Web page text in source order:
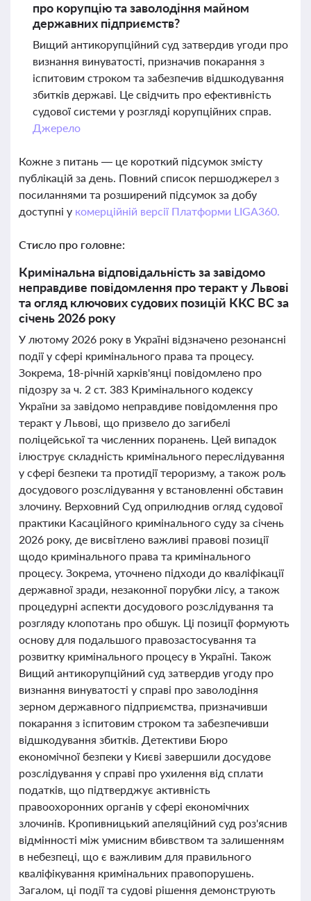
про корупцію та заволодіння майном
державних підприємств?
Вищий антикорупційний суд затвердив угоди про
визнання винуватості, призначив покарання з
іспитовим строком та забезпечив відшкодування
збитків державі. Це свідчить про ефективність
судової системи у розгляді корупційних справ.
Джерело
Кожне з питань — це короткий підсумок змісту
публікацій за день. Повний список першоджерел з
посиланнями та розширений підсумок за добу
доступні у комерційній версії Платформи LIGA360.
Стисло про головне:
Кримінальна відповідальність за завідомо
неправдиве повідомлення про теракт у Львові
та огляд ключових судових позицій ККС ВС за
січень 2026 року
У лютому 2026 року в Україні відзначено резонансні
події у сфері кримінального права та процесу.
Зокрема, 18-річній харків'янці повідомлено про
підозру за ч. 2 ст. 383 Кримінального кодексу
України за завідомо неправдиве повідомлення про
теракт у Львові, що призвело до загибелі
поліцейської та численних поранень. Цей випадок
ілюструє складність кримінального переслідування
у сфері безпеки та протидії тероризму, а також роль
досудового розслідування у встановленні обставин
злочину. Верховний Суд оприлюднив огляд судової
практики Касаційного кримінального суду за січень
2026 року, де висвітлено важливі правові позиції
щодо кримінального права та кримінального
процесу. Зокрема, уточнено підходи до кваліфікації
державної зради, незаконної порубки лісу, а також
процедурні аспекти досудового розслідування та
розгляду клопотань про обшук. Ці позиції формують
основу для подальшого правозастосування та
розвитку кримінального процесу в Україні. Також
Вищий антикорупційний суд затвердив угоду про
визнання винуватості у справі про заволодіння
зерном державного підприємства, призначивши
покарання з іспитовим строком та забезпечивши
відшкодування збитків. Детективи Бюро
економічної безпеки у Києві завершили досудове
розслідування у справі про ухилення від сплати
податків, що підтверджує активність
правоохоронних органів у сфері економічних
злочинів. Кропивницький апеляційний суд роз'яснив
відмінності між умисним вбивством та залишенням
в небезпеці, що є важливим для правильного
кваліфікування кримінальних правопорушень.
Загалом, ці події та судові рішення демонструють